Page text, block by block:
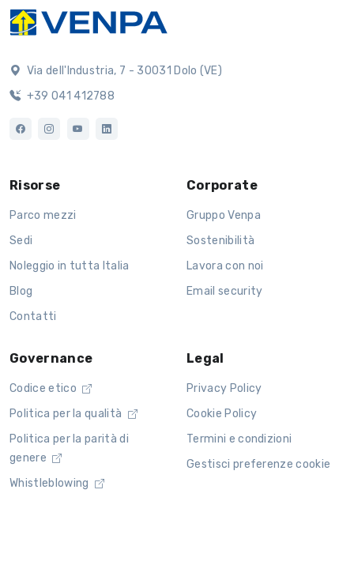
Via dell'Industria, 7 - 30031 Dolo (VE)
+39 041 412788
Risorse
Parco mezzi
Sedi
Noleggio in tutta Italia
Blog
Contatti
Corporate
Gruppo Venpa
Sostenibilità
Lavora con noi
Email security
Governance
Codice etico
Politica per la qualità
Politica per la parità di
genere
Whistleblowing
Legal
Privacy Policy
Cookie Policy
Termini e condizioni
Gestisci preferenze cookie